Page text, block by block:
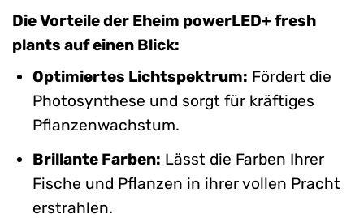
Die Vorteile der Eheim powerLED+ fresh
plants auf einen Blick:
Optimiertes Lichtspektrum: Fördert die
Photosynthese und sorgt für kräftiges
Pflanzenwachstum.
Brillante Farben: Lässt die Farben Ihrer
Fische und Pflanzen in ihrer vollen Pracht
erstrahlen.